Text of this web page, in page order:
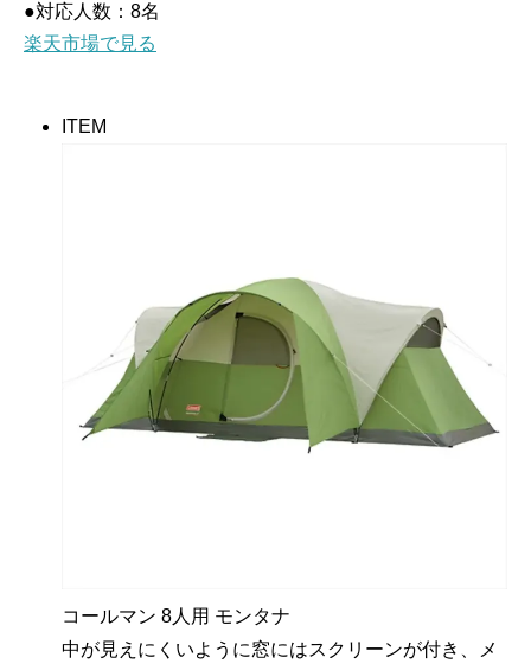
●対応人数：8名
楽天市場で見る
ITEM
コールマン 8人用 モンタナ
中が見えにくいように窓にはスクリーンが付き、メ